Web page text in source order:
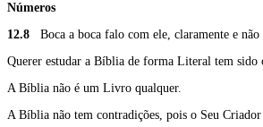
Números
12.8 Boca a boca falo com ele, claramente e não
Querer estudar a Bíblia de forma Literal tem sido
A Bíblia não é um Livro qualquer.
A Bíblia não tem contradições, pois o Seu Criador